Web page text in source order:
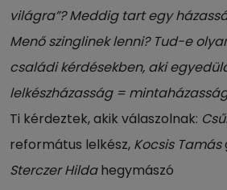
világra”? Meddig tart egy
Menő szinglinek lenni? Tud-e
családi kérdésekben, aki
lelkészházasság =
Ti kérdeztek, akik válaszolnak:
református lelkész, Kocsis Tamás
Sterczer Hildahegymászó